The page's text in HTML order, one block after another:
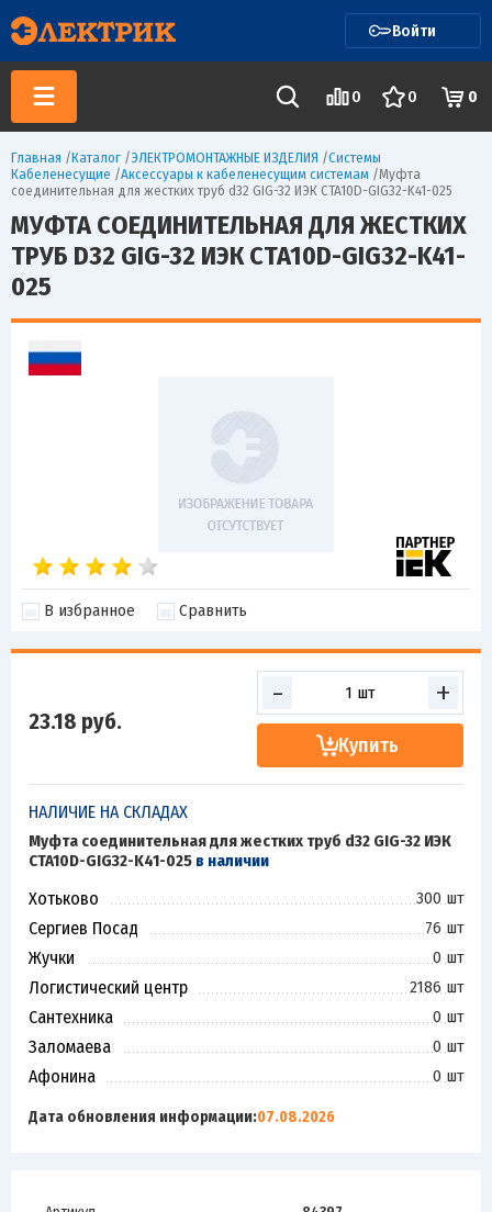
Войти
0 0 0
Главная /Каталог /ЭЛЕКТРОМОНТАЖНЫЕ ИЗДЕЛИЯ /Системы
Кабеленесущие /Аксессуары к кабеленесущим системам /Муфта
соединительная для жестких труб d32 GIG-32 ИЭК CTA10D-GIG32-K41-025
МУФТА СОЕДИНИТЕЛЬНАЯ ДЛЯ ЖЕСТКИХ
ТРУБ D32 GIG-32 ИЭК CTA10D-GIG32-K41-
025
В избранное Сравнить
23.18 руб.
- +
Купить
НАЛИЧИЕ НА СКЛАДАХ
Муфта соединительная для жестких труб d32 GIG-32 ИЭК
CTA10D-GIG32-K41-025 в наличии
Хотьково 300 шт
Сергиев Посад 76 шт
Жучки 0 шт
Логистический центр 2186 шт
Сантехника 0 шт
Заломаева 0 шт
Афонина 0 шт
Дата обновления информации:07.08.2026